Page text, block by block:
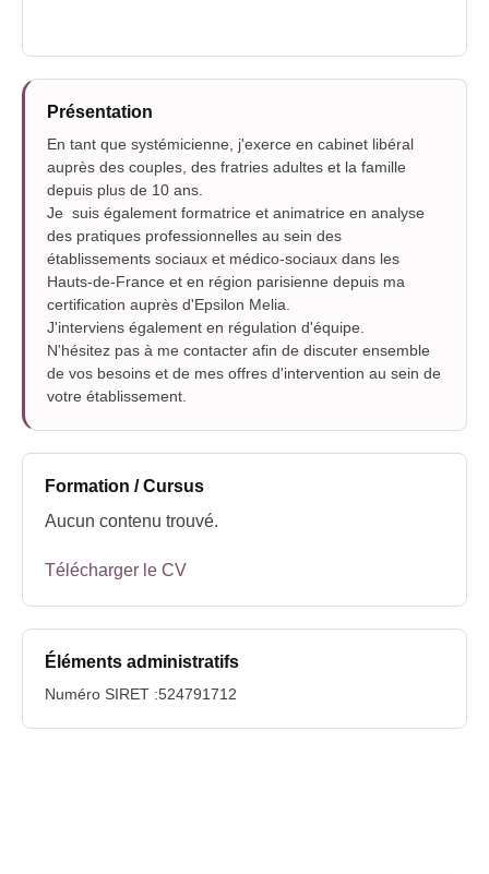
Présentation
En tant que systémicienne, j'exerce en cabinet libéral
auprès des couples, des fratries adultes et la famille
depuis plus de 10 ans.
Je suis également formatrice et animatrice en analyse
des pratiques professionnelles au sein des
établissements sociaux et médico-sociaux dans les
Hauts-de-France et en région parisienne depuis ma
certification auprès d'Epsilon Melia.
J'interviens également en régulation d'équipe.
N'hésitez pas à me contacter afin de discuter ensemble
de vos besoins et de mes offres d'intervention au sein de
votre établissement.
Formation / Cursus
Aucun contenu trouvé.
Télécharger le CV
Éléments administratifs
Numéro SIRET :524791712